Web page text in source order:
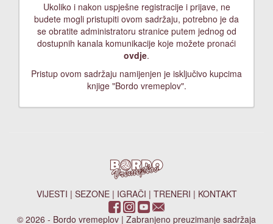
Ukoliko i nakon uspješne registracije i prijave, ne
budete mogli pristupiti ovom sadržaju, potrebno je da
se obratite administratoru stranice putem jednog od
dostupnih kanala komunikacije koje možete pronaći
ovdje.
Pristup ovom sadržaju namijenjen je isključivo kupcima
knjige "Bordo vremeplov".
VIJESTI | SEZONE| IGRAČI | TRENERI | KONTAKT
© 2026 - Bordo vremeplov | Zabranjeno preuzimanje sadržaja